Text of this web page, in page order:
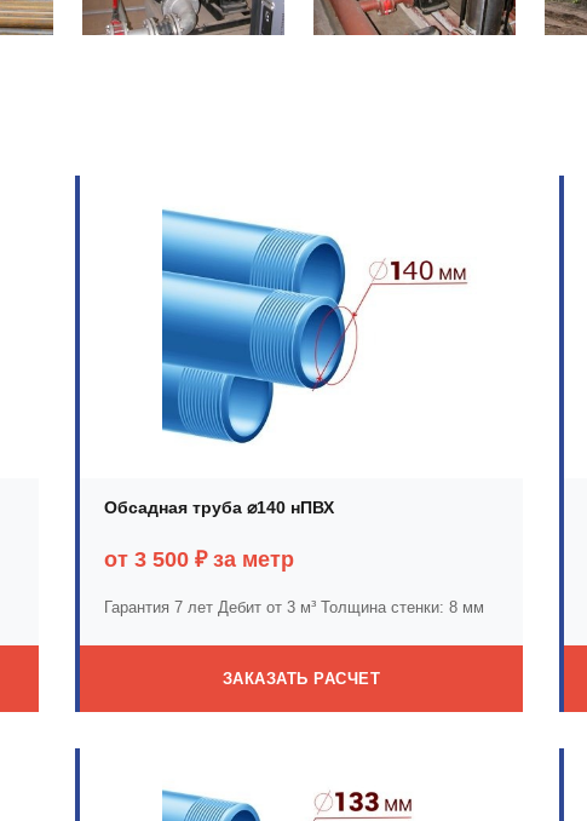
Обсадная труба ⌀140 нПВХ
от 3 500 ₽ за метр
Гарантия 7 лет Дебит от 3 м³ Толщина стенки: 8 мм
ЗАКАЗАТЬ РАСЧЕТ